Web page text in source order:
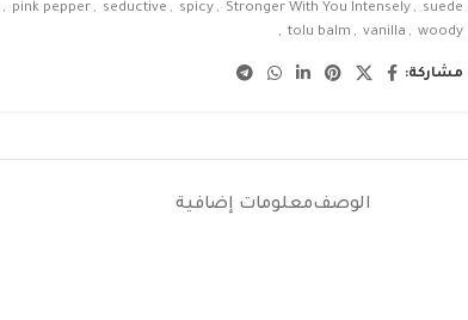
, pink pepper , seductive , spicy , Stronger With You Intensely , suede
, tolu balm , vanilla , woody
مشاركة:
الوصفمعلومات إضافية